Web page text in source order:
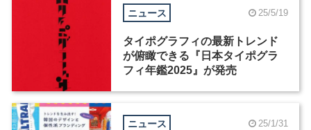
ニュース 25/5/19
タイポグラフィの最新トレンド
が俯瞰できる『日本タイポグラ
フィ年鑑2025』が発売
ニュース 25/1/31